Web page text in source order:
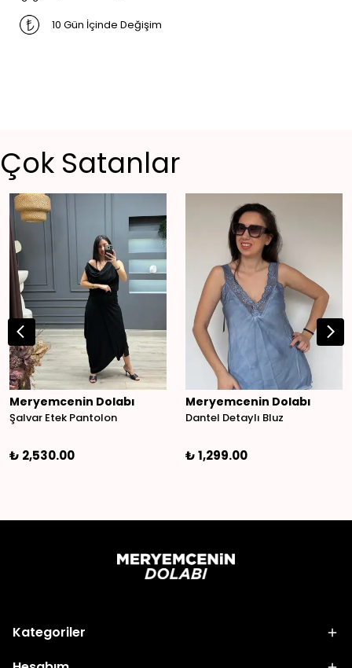
10 Gün İçinde Değişim
Çok Satanlar
Meryemcenin Dolabı
Şalvar Etek Pantolon
₺ 2,530.00
Meryemcenin Dolabı
Dantel Detaylı Bluz
₺ 1,299.00
Kategoriler